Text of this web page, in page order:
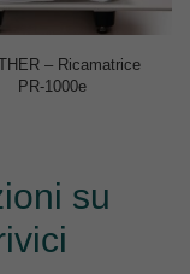
– Ricamatrice
PR-1000e
su